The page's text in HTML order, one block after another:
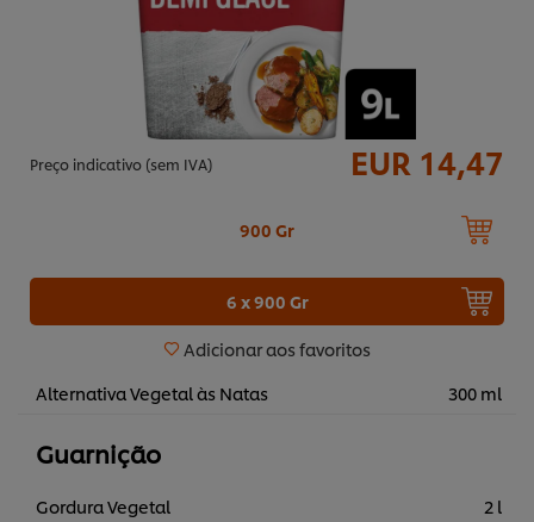
Preço indicativo (sem IVA) EUR 14,47
900 Gr
6 x 900 Gr
Adicionar aos favoritos
Alternativa Vegetal às Natas
300 ml
Guarnição
Gordura Vegetal 2 l